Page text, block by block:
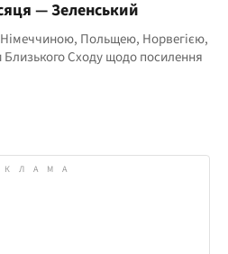
— Зеленський
Німеччиною, Польщею, Норвегією,
Сходу щодо посилення